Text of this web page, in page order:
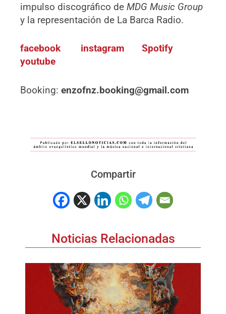
impulso discográfico deMDG Music Group
y la representación de La Barca Radio.
facebook instagramSpotify
youtube
Booking:enzofnz.booking@gmail.com
Compartir
Noticias Relacionadas